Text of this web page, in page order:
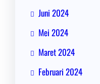
Juni 2024
Mei 2024
Maret 2024
Februari 2024